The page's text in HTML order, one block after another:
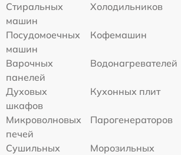
Стиральных
машин
Холодильников
Посудомоечных
машин
Кофемашин
Варочных
панелей
Водонагревателей
Духовых
шкафов
Кухонных плит
Микроволновых
печей
Парогенераторов
Сушильных
Морозильных